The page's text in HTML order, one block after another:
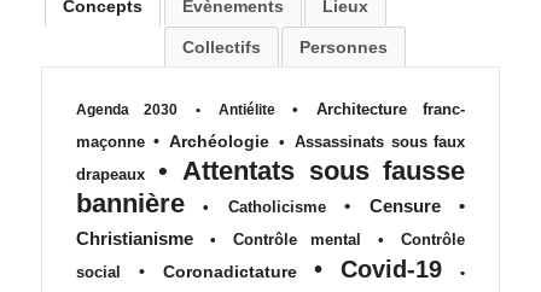
Concepts Evènements Lieux
Collectifs Personnes
Agenda 2030 • Antiélite •
Architecture franc-
maçonne • Archéologie • Assassinats sous faux
drapeaux
• Attentats sous fausse
bannière
• Catholicisme • Censure
•
Christianisme
• Contrôle mental •
Contrôle
social
• Coronadictature • Covid-19
•